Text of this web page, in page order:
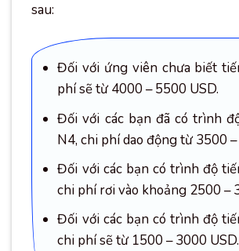
sau:
Đối với ứng viên chưa biết
phí sẽ từ 4000 – 5500 USD.
Đối với các bạn đã có trình
N4, chi phí dao động từ 3500
Đối với các bạn có trình độ
chi phí rơi vào khoảng 2500 –
Đối với các bạn có trình độ
chi phí sẽ từ 1500 – 3000 USD.